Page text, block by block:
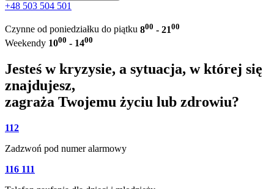
+48 503 504 501
Czynne od poniedziałku do piątku 800 - 2100
Weekendy 1000 - 1400
Jesteś w kryzysie, a sytuacja, w której się
znajdujesz,
zagraża Twojemu życiu lub zdrowiu?
112
Zadzwoń pod numer alarmowy
116 111